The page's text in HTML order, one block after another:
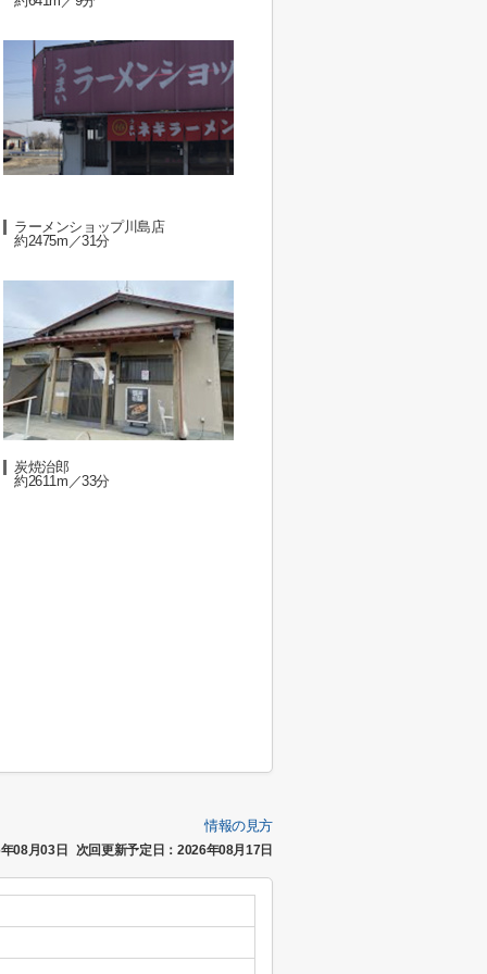
ラーメンショップ川島店
約2475m／31分
炭焼治郎
約2611m／33分
情報の見方
08月03日 次回更新予定日：2026年08月17日